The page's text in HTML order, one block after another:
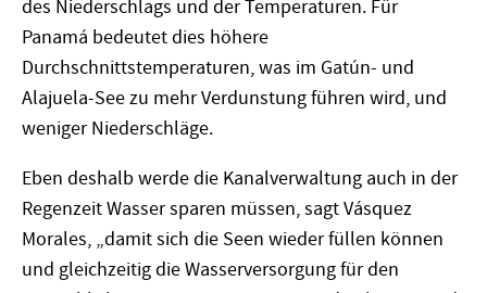
des Niederschlags und der Temperaturen. Für
Panamá bedeutet dies höhere
Durchschnittstemperaturen, was im Gatún- und
Alajuela-See zu mehr Verdunstung führen wird, und
weniger Niederschläge.
Eben deshalb werde die Kanalverwaltung auch in der
Regenzeit Wasser sparen müssen, sagt Vásquez
Morales, „damit sich die Seen wieder füllen können
und gleichzeitig die Wasserversorgung für den